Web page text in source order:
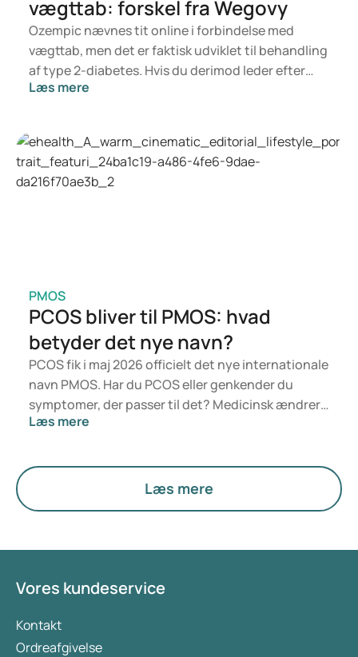
https://pubmed.ncbi.nlm.nih.gov/17148748/
vægttab: forskel fra Wegovy
Ozempic nævnes tit online i forbindelse med
vægttab, men det er faktisk udviklet til behandling
af type 2-diabetes. Hvis du derimod leder efter
noget specifikt til vægtkontrol, er det mere
afhænger af en vurdering fra en læge, som ser på
dit helbred, BMI og eventuelt andet
medicinforbrug.
Læs mere
PMOS
PCOS bliver til PMOS: hvad
betyder det nye navn?
PCOS fik i maj 2026 officielt det nye internationale
navn PMOS. Har du PCOS eller genkender du
symptomer, der passer til det? Medicinsk ændrer
der sig ikke noget lige nu. Den nye betegnelse
æggestokkenes funktion.
Læs mere
Læs mere
Vores kundeservice
Kontakt
Ordreafgivelse